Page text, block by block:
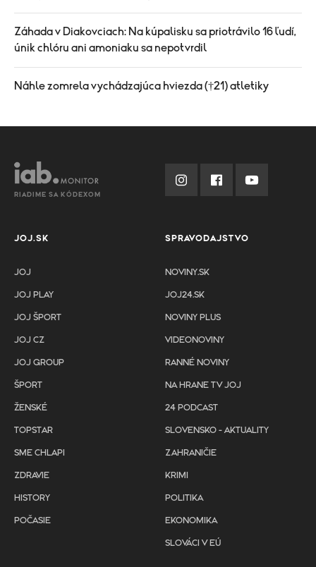
Záhada v Diakovciach: Na kúpalisku sa priotrávilo 16 ľudí,
únik chlóru ani amoniaku sa nepotvrdil
Náhle zomrela vychádzajúca hviezda (†21) atletiky
RIADIME SA KÓDEXOM
JOJ.SK
JOJ
JOJ PLAY
JOJ ŠPORT
JOJ CZ
JOJ GROUP
ŠPORT
ŽENSKÉ
TOPSTAR
SME CHLAPI
ZDRAVIE
HISTORY
POČASIE
SPRAVODAJSTVO
NOVINY.SK
JOJ24.SK
NOVINY PLUS
VIDEONOVINY
RANNÉ NOVINY
NA HRANE TV JOJ
24 PODCAST
SLOVENSKO - AKTUALITY
ZAHRANIČIE
KRIMI
POLITIKA
EKONOMIKA
SLOVÁCI V EÚ